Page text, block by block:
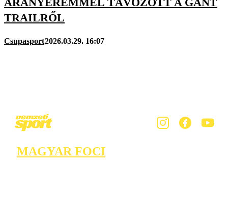
TRAILRŐL
Csupasport2026.03.29. 16:07
MAGYAR FOCI